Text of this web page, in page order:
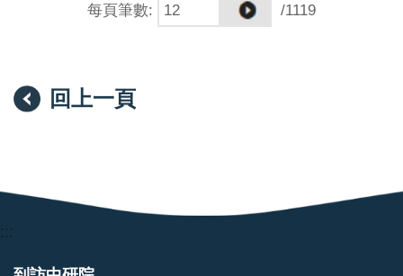
每頁筆數: /1119
回上一頁
:::